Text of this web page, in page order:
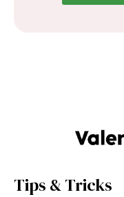
Tips & Tricks